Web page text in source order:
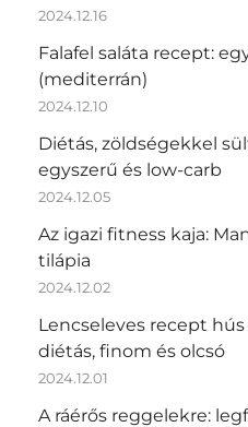
2024.12.16
Falafel saláta recept:
(mediterrán)
2024.12.10
Diétás, zöldségekkel
egyszerű és low-carb
2024.12.05
Az igazi fitness kaja:
tilápia
2024.12.02
Lencseleves recept
diétás, finom és olcsó
2024.12.01
A ráérős reggelekre: